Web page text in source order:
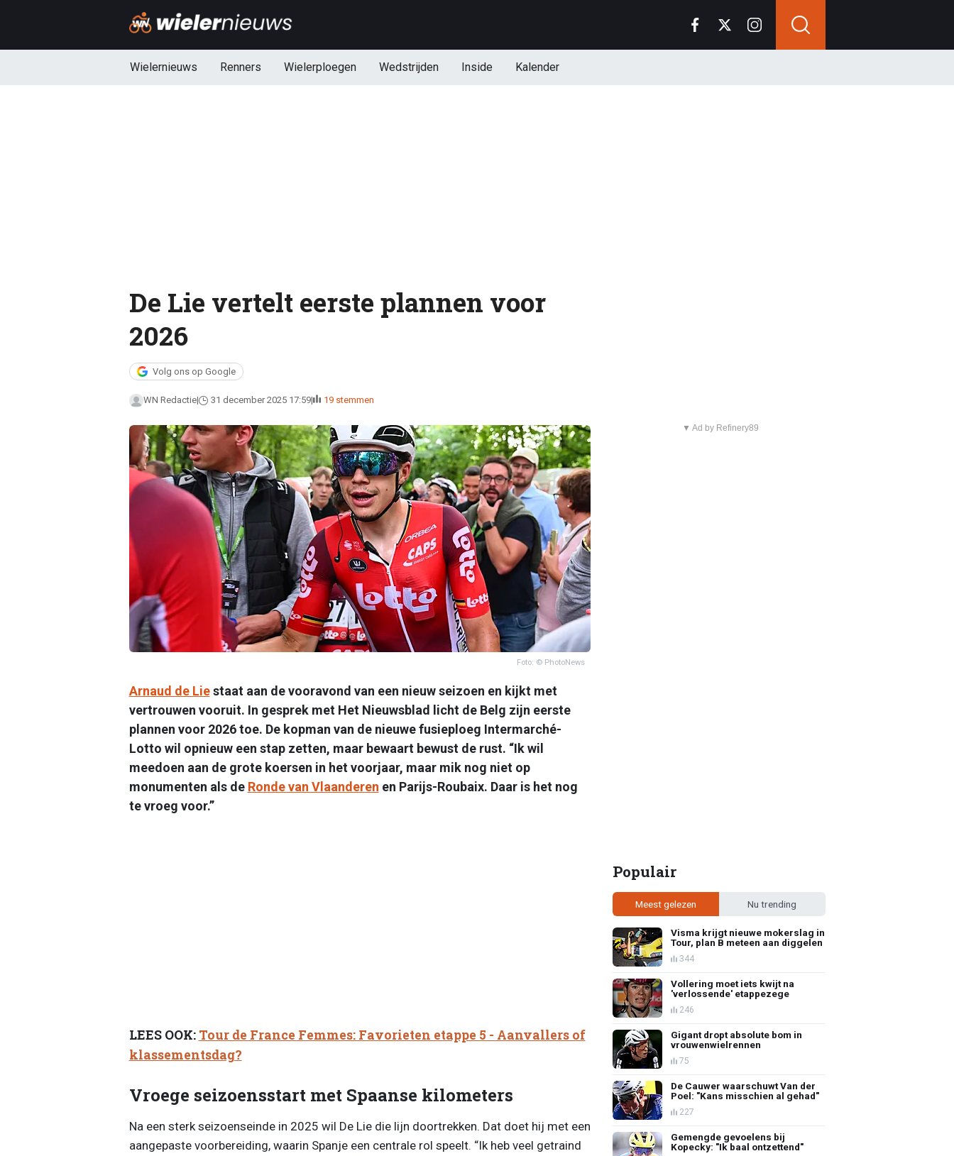
Wielernieuws Renners Wielerploegen Wedstrijden Inside Kalender
De Lie vertelt eerste plannen voor
2026
Volg ons op Google
WN Redactie 31 december 2025 17:59 19 stemmen
Foto: © PhotoNews
Arnaud de Liestaat aan de vooravond van een nieuw seizoen en kijkt met
vertrouwen vooruit. In gesprek met Het Nieuwsblad licht de Belg zijn eerste
plannen voor 2026 toe. De kopman van de nieuwe fusieploeg Intermarché-
Lotto wil opnieuw een stap zetten, maar bewaart bewust de rust. “Ik wil
meedoen aan de grote koersen in het voorjaar, maar mik nog niet op
monumenten als de Ronde van Vlaanderen en Parijs-Roubaix. Daar is het nog
te vroeg voor.”
LEES OOK: Tour de France Femmes: Favorieten etappe 5 - Aanvallers of
klassementsdag?
Vroege seizoensstart met Spaanse kilometers
Na een sterk seizoenseinde in 2025 wil De Lie die lijn doortrekken. Dat doet hij met een
aangepaste voorbereiding, waarin Spanje een centrale rol speelt. “Ik heb veel getraind
▼ Ad by Refinery89
Populair
Meest gelezen Nu trending
Visma krijgt nieuwe mokerslag in
Tour, plan B meteen aan diggelen
344
Vollering moet iets kwijt na
'verlossende' etappezege
246
Gigant dropt absolute bom in
vrouwenwielrennen
75
De Cauwer waarschuwt Van der
Poel: "Kans misschien al gehad"
227
Gemengde gevoelens bij
Kopecky: "Ik baal ontzettend"